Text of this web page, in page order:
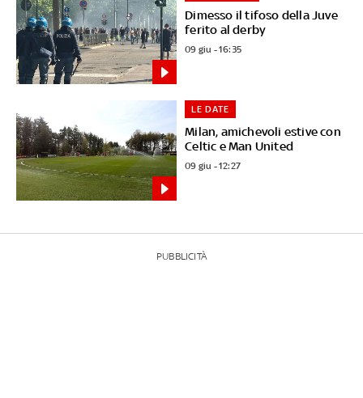
Dimesso il tifoso della Juve
ferito al derby
09 giu - 16:35
Milan, amichevoli estive con
Celtic e Man United
LE DATE
09 giu - 12:27
PUBBLICITÀ